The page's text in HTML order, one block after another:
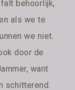
behoorlijk,
als we te
we niet.
door de
want
schitterend.